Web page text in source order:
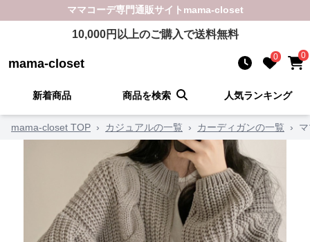
ママコーデ専門通販サイト mama-closet
10,000円以上のご購入で送料無料
mama-closet 0 0
新着商品 商品を検索 人気ランキング
mama-closet TOP › カジュアルの一覧 › カーディガンの一覧 ›